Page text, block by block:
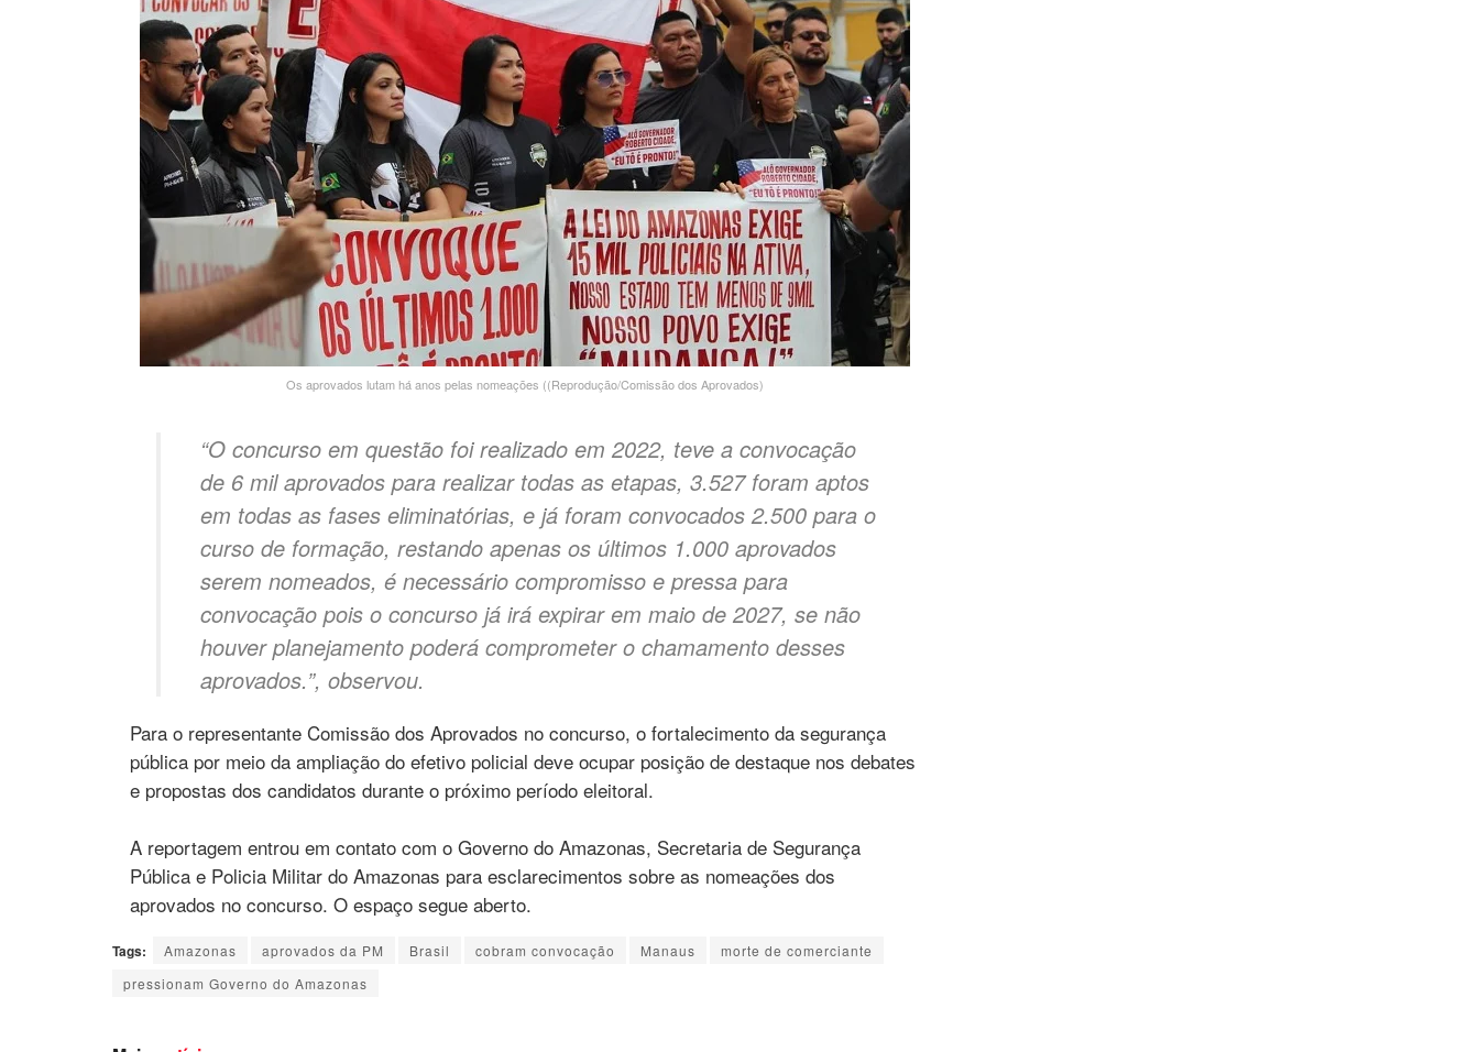
Os aprovados lutam há anos pelas nomeações ((Reprodução/Comissão dos Aprovados)
“O concurso em questão foi realizado em 2022, teve a convocação
de 6 mil aprovados para realizar todas as etapas, 3.527 foram aptos
em todas as fases eliminatórias, e já foram convocados 2.500 para o
curso de formação, restando apenas os últimos 1.000 aprovados
serem nomeados, é necessário compromisso e pressa para
convocação pois o concurso já irá expirar em maio de 2027, se não
houver planejamento poderá comprometer o chamamento desses
aprovados.”, observou.
Para o representante Comissão dos Aprovados no concurso, o fortalecimento da segurança
pública por meio da ampliação do efetivo policial deve ocupar posição de destaque nos debates
e propostas dos candidatos durante o próximo período eleitoral.
A reportagem entrou em contato com o Governo do Amazonas, Secretaria de Segurança
Pública e Policia Militar do Amazonas para esclarecimentos sobre as nomeações dos
aprovados no concurso. O espaço segue aberto.
Tags: Amazonas aprovados da PM Brasil cobram convocação Manaus
morte de comerciante
pressionam Governo do Amazonas